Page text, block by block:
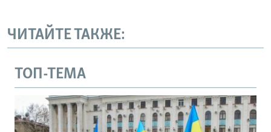
ЧИТАЙТЕ ТАКЖЕ:
ТОП-ТЕМА